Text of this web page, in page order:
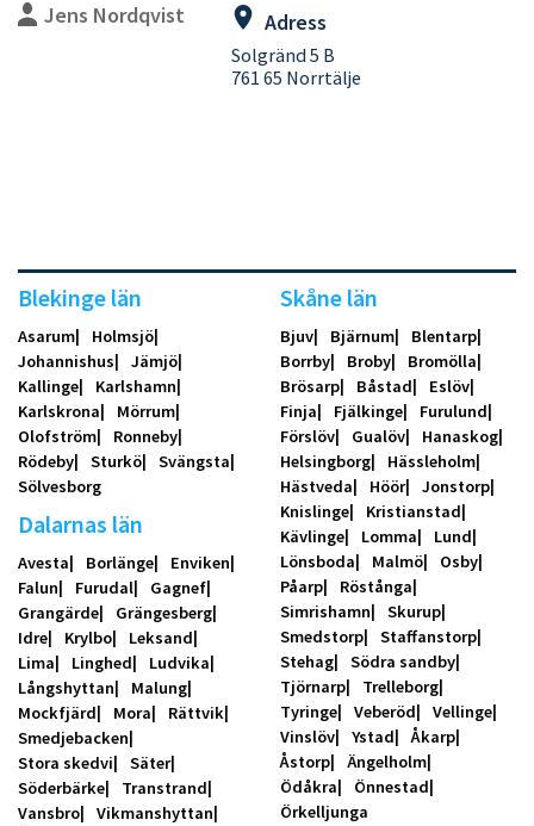
Jens Nordqvist
Adress
Solgränd 5 B
761 65 Norrtälje
Blekinge län
Asarum
Holmsjö
Johannishus
Jämjö
Kallinge
Karlshamn
Karlskrona
Mörrum
Olofström
Ronneby
Rödeby
Sturkö
Svängsta
Sölvesborg
Dalarnas län
Avesta Borlänge
Enviken
Falun
Furudal
Gagnef
Grangärde
Grängesberg
Idre
Krylbo
Leksand
Lima
Linghed
Ludvika
Långshyttan
Malung
Mockfjärd
Mora
Rättvik
Smedjebacken
Stora skedvi
Säter
Söderbärke
Transtrand
Vansbro
Vikmanshyttan
Skåne län
Bjuv Bjärnum
Blentarp
Borrby
Broby
Bromölla
Brösarp
Båstad
Eslöv
Finja
Fjälkinge
Furulund
Förslöv
Gualöv
Hanaskog
Helsingborg
Hässleholm
Hästveda
Höör
Jonstorp
Knislinge
Kristianstad
Kävlinge
Lomma
Lund
Lönsboda
Malmö
Osby
Påarp
Röstånga
Simrishamn
Skurup
Smedstorp
Staffanstorp
Stehag
Södra sandby
Tjörnarp
Trelleborg
Tyringe
Veberöd
Vellinge
Vinslöv
Ystad
Åkarp
Åstorp
Ängelholm
Ödåkra
Önnestad
Örkelljunga